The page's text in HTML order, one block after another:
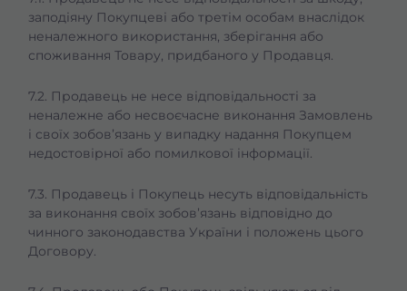
заподіяну Покупцеві або третім особам внаслідок
неналежного використання, зберігання або
споживання Товару, придбаного у Продавця.
7.2. Продавець не несе відповідальності за
неналежне або несвоєчасне виконання Замовлень
і своїх зобов’язань у випадку надання Покупцем
недостовірної або помилкової інформації.
7.3. Продавець і Покупець несуть відповідальність
за виконання своїх зобов’язань відповідно до
чинного законодавства України і положень цього
Договору.